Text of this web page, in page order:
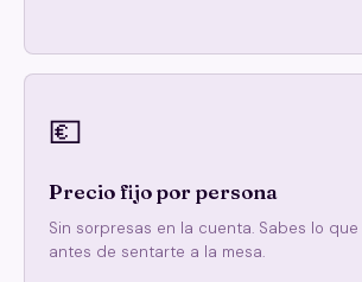
💶
Precio fijo por persona
Sin sorpresas en la cuenta. Sabes lo
antes de sentarte a la mesa.